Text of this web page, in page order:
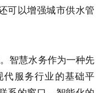
可以增强城市供水管
智慧水务作为一种先
代服务行业的基础平